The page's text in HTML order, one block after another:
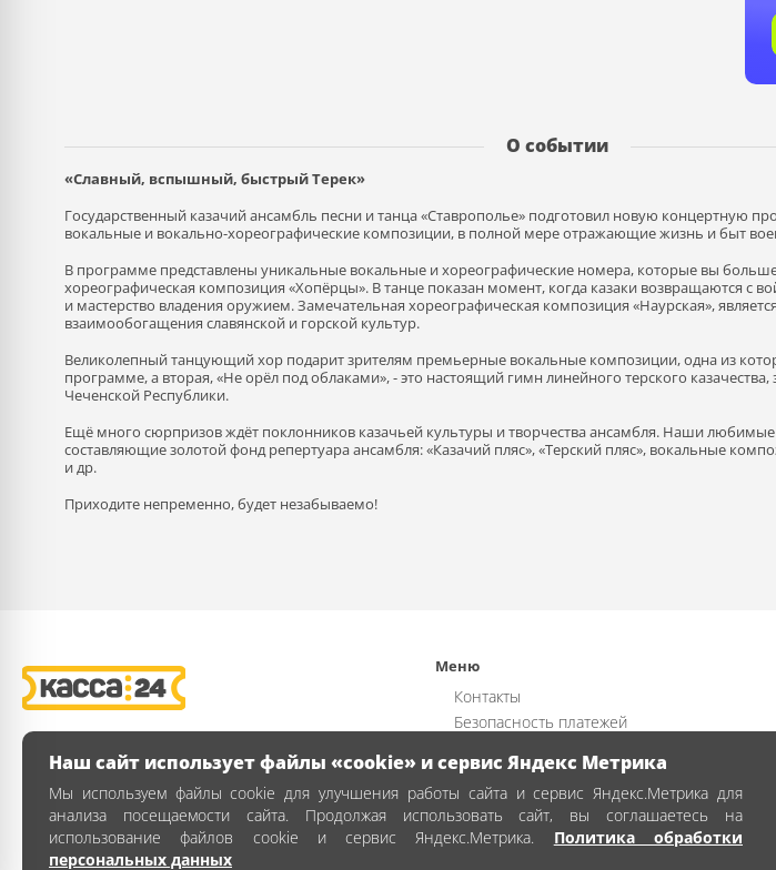
О событии
«Славный, вспышный, быстрый Терек»
Государственный казачий ансамбль песни и танца «Ставрополье» подготовил новую концертную
вокальные и вокально-хореографические композиции, в полной мере отражающие жизнь и быт
В программе представлены уникальные вокальные и хореографические номера, которые вы больше
хореографическая композиция «Хопёрцы». В танце показан момент, когда казаки возвращаются с
и мастерство владения оружием. Замечательная хореографическая композиция «Наурская»,
взаимообогащения славянской и горской культур.
Великолепный танцующий хор подарит зрителям премьерные вокальные композиции, одна из
программе, а вторая, «Не орёл под облаками», - это настоящий гимн линейного терского
Чеченской Республики.
Ещё много сюрпризов ждёт поклонников казачьей культуры и творчества ансамбля. Наши
составляющие золотой фонд репертуара ансамбля: «Казачий пляс», «Терский пляс», вокальные
и др.
Приходите непременно, будет незабываемо!
Меню
Контакты
Безопасность платежей
Публичная оферта
Политика обработки персональных данных
Как заказать билет
Наш сайт использует файлы «cookie» и сервис Яндекс Метрика
Мы используем файлы cookie для улучшения работы сайта и сервис Яндекс.Метрика для
анализа посещаемости сайта. Продолжая использовать сайт, вы соглашаетесь на
использование файлов cookie и сервис Яндекс.Метрика. Политика обработки
персональных данных